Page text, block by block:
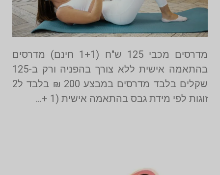
מדרסים מכבי 125 ש"ח (1+1 חינם) מדרסים
בהתאמה אישית ללא צורך בהפניה ורק ב-125
שקלים בלבד מדרסים במבצע 200 ₪ בלבד ל2
זוגות לפי מידת גבס בהתאמה אישית (1 +…